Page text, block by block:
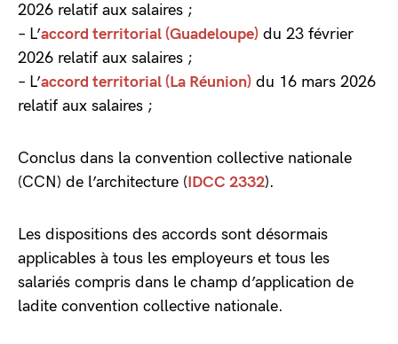
2026 relatif aux salaires ;
– L’accord territorial (Guadeloupe) du 23 février
2026 relatif aux salaires ;
– L’accord territorial (La Réunion) du 16 mars 2026
relatif aux salaires ;
Conclus dans la convention collective nationale
(CCN) de l’architecture (IDCC 2332).
Les dispositions des accords sont désormais
applicables à tous les employeurs et tous les
salariés compris dans le champ d’application de
ladite convention collective nationale.